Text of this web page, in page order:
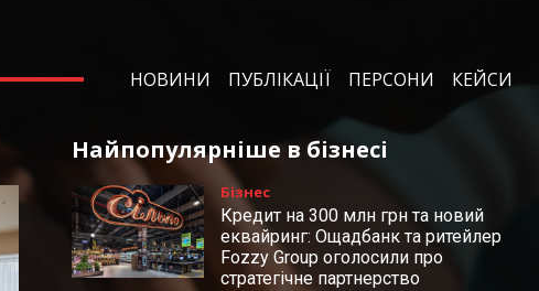
НОВИНИ ПУБЛІКАЦІЇ ПЕРСОНИ КЕЙСИ
Найпопулярніше в бізнесі
Бізнес
Кредит на 300 млн грн та новий
еквайринг: Ощадбанк та ритейлер
Fozzy Group оголосили про
стратегічне партнерство